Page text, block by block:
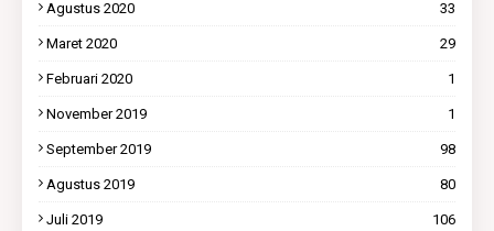
Agustus 2020 33
Maret 2020 29
Februari 2020 1
November 2019 1
September 2019 98
Agustus 2019 80
Juli 2019 106